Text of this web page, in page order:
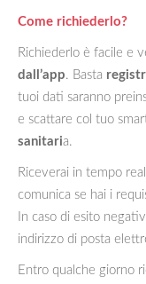
Come richiederlo?
Richiederlo è facile e
dall’app. Basta
tuoi dati saranno
e scattare col tuo
sanitaria.
Riceverai in tempo
comunica se hai i
In caso di esito
indirizzo di posta
Entro qualche giorno